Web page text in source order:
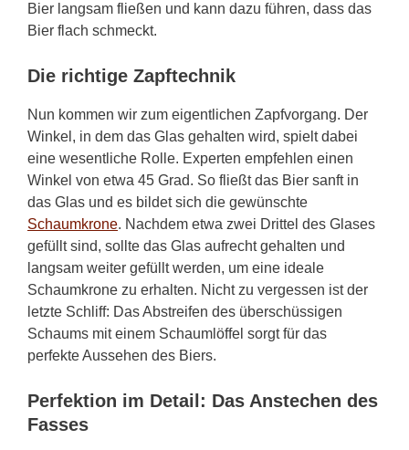
Bier langsam fließen und kann dazu führen, dass das
Bier flach schmeckt.
Die richtige Zapftechnik
Nun kommen wir zum eigentlichen Zapfvorgang. Der
Winkel, in dem das Glas gehalten wird, spielt dabei
eine wesentliche Rolle. Experten empfehlen einen
Winkel von etwa 45 Grad. So fließt das Bier sanft in
das Glas und es bildet sich die gewünschte
Schaumkrone. Nachdem etwa zwei Drittel des Glases
gefüllt sind, sollte das Glas aufrecht gehalten und
langsam weiter gefüllt werden, um eine ideale
Schaumkrone zu erhalten. Nicht zu vergessen ist der
letzte Schliff: Das Abstreifen des überschüssigen
Schaums mit einem Schaumlöffel sorgt für das
perfekte Aussehen des Biers.
Perfektion im Detail: Das Anstechen des
Fasses